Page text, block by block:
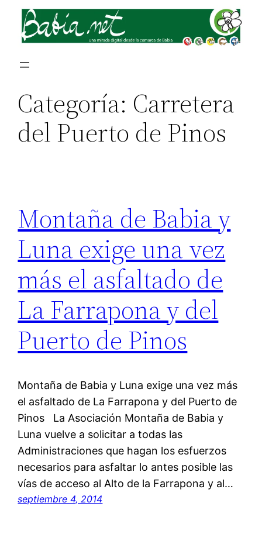
Saltar
contenido
Categoría: Carretera
del Puerto de Pinos
Montaña de Babia y
Luna exige una vez
más el asfaltado de
La Farrapona y del
Puerto de Pinos
Montaña de Babia y Luna exige una vez más
el asfaltado de La Farrapona y del Puerto de
Pinos La Asociación Montaña de Babia y
Luna vuelve a solicitar a todas las
Administraciones que hagan los esfuerzos
necesarios para asfaltar lo antes posible las
vías de acceso al Alto de la Farrapona y al…
septiembre 4, 2014